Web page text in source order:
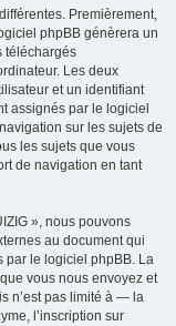
Premièrement,
phpBB génèrera un
téléchargés
Les deux
et un identifiant
assignés par le logiciel
sur les sujets de
les sujets que vous
de navigation en tant
», nous pouvons
au document qui
par le logiciel phpBB. La
vous nous envoyez et
n’est pas limité à — la
l’inscription sur